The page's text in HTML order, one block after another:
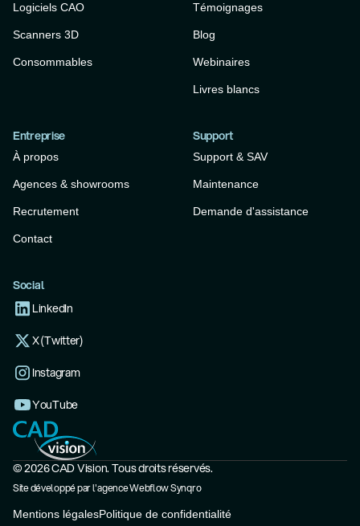
Logiciels CAO
Scanners 3D
Consommables
Témoignages
Blog
Webinaires
Livres blancs
Entreprise
À propos
Agences & showrooms
Recrutement
Contact
Support
Support & SAV
Maintenance
Demande d'assistance
Social
LinkedIn
X (Twitter)
Instagram
YouTube
© 2026 CAD Vision. Tous droits réservés.
Site développé par l'agence Webflow Synqro
Mentions légalesPolitique de confidentialité